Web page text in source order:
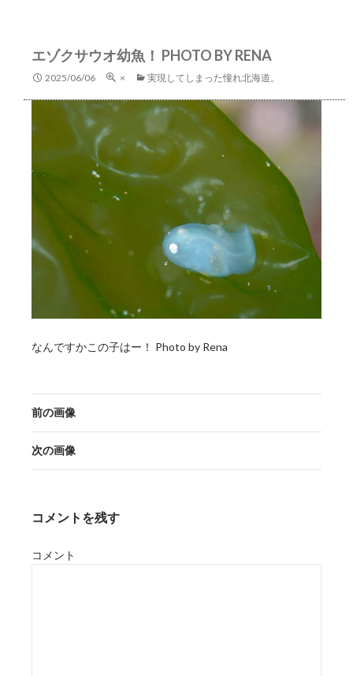
エゾクサウオ幼魚！ PHOTO BY RENA
2025/06/06 × 実現してしまった憧れ北海道。
なんですかこの子はー！ Photo by Rena
前の画像
次の画像
コメントを残す
コメント